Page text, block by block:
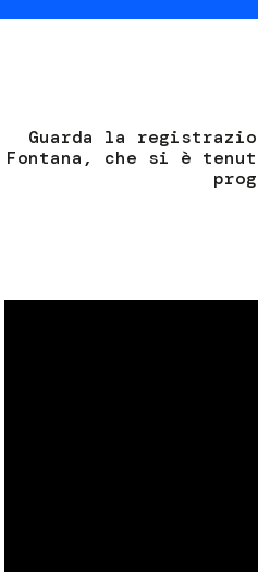
Guarda la
Fontana, che si è